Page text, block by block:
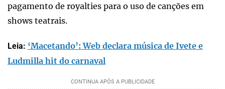
pagamento de royalties para o uso de canções em
shows teatrais.
Leia: ‘Macetando’: Web declara música de Ivete e
Ludmilla hit do carnaval